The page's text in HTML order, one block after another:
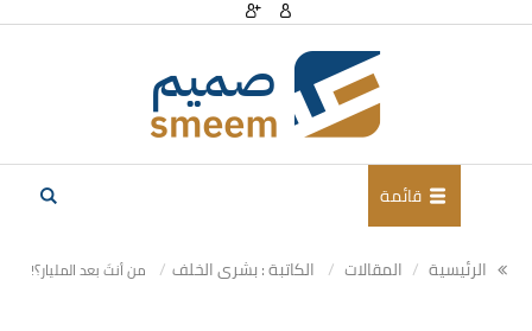
قائمة
الرئيسية المقالات الكاتبة : بشرى الخلف من أنتَ بعد الملیار؟!